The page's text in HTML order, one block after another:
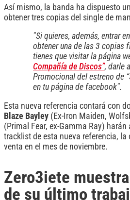
Así mismo, la banda ha dispuesto
obtener tres copias del single de
"Si quieres, además, entrar
obtener una de las 3 copias
tienes que visitar la página
Compañía de Discos”, darle
Promocional del estreno de
en tu página de facebook".
Esta nueva referencia contará con
Blaze Bayley (Ex-Iron Maiden,
(Primal Fear, ex-Gamma Ray) harán
tracklist de esta nueva referencia, la
venta en el mes de noviembre.
Zero3iete
de su último